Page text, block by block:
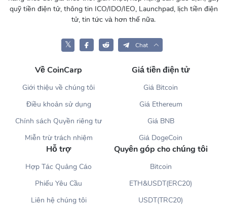
quỹ tiền điện tử, thông tin ICO/IDO/IEO, Launchpad, lịch tiền điện
tử, tin tức và hơn thế nữa.
𝕏 Chat
Về CoinCarp
Giới thiệu về chúng tôi
Điều khoản sử dụng
Chính sách Quyền riêng tư
Miễn trừ trách nhiệm
Giá tiền điện tử
Giá Bitcoin
Giá Ethereum
Giá BNB
Giá DogeCoin
Hỗ trợ
Hợp Tác Quảng Cáo
Phiếu Yêu Cầu
Liên hệ chúng tôi
Quyên góp cho chúng tôi
Bitcoin
ETH&USDT(ERC20)
USDT(TRC20)